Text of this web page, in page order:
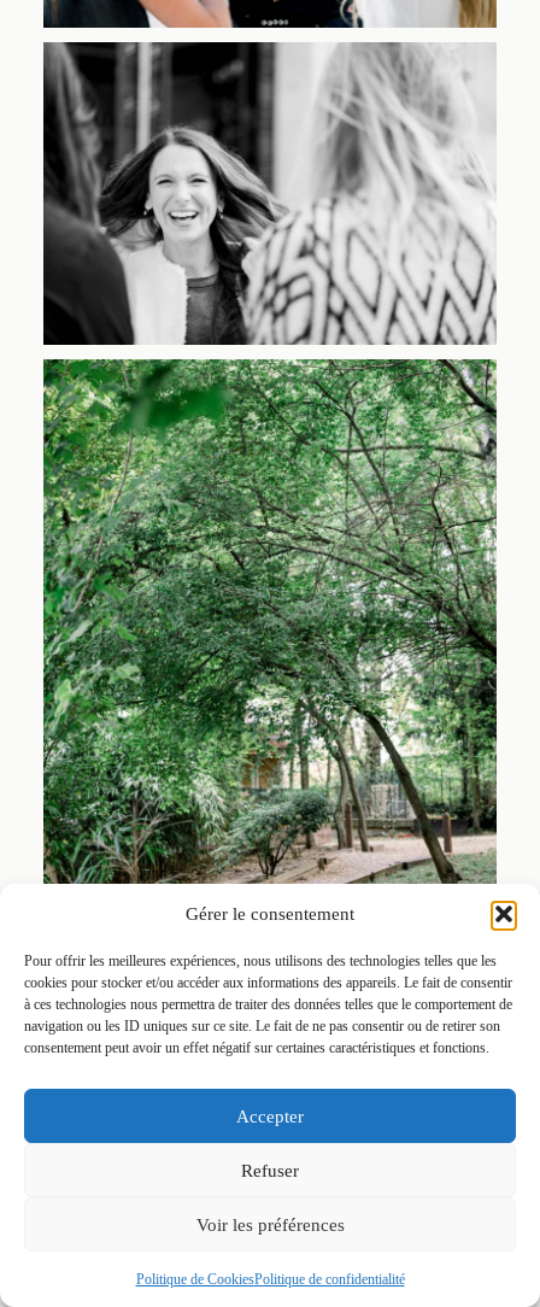
Gérer le consentement
Pour offrir les meilleures expériences, nous utilisons des technologies telles que les
cookies pour stocker et/ou accéder aux informations des appareils. Le fait de consentir
à ces technologies nous permettra de traiter des données telles que le comportement de
navigation ou les ID uniques sur ce site. Le fait de ne pas consentir ou de retirer son
consentement peut avoir un effet négatif sur certaines caractéristiques et fonctions.
Accepter
Refuser
Voir les préférences
Politique de CookiesPolitique de confidentialité